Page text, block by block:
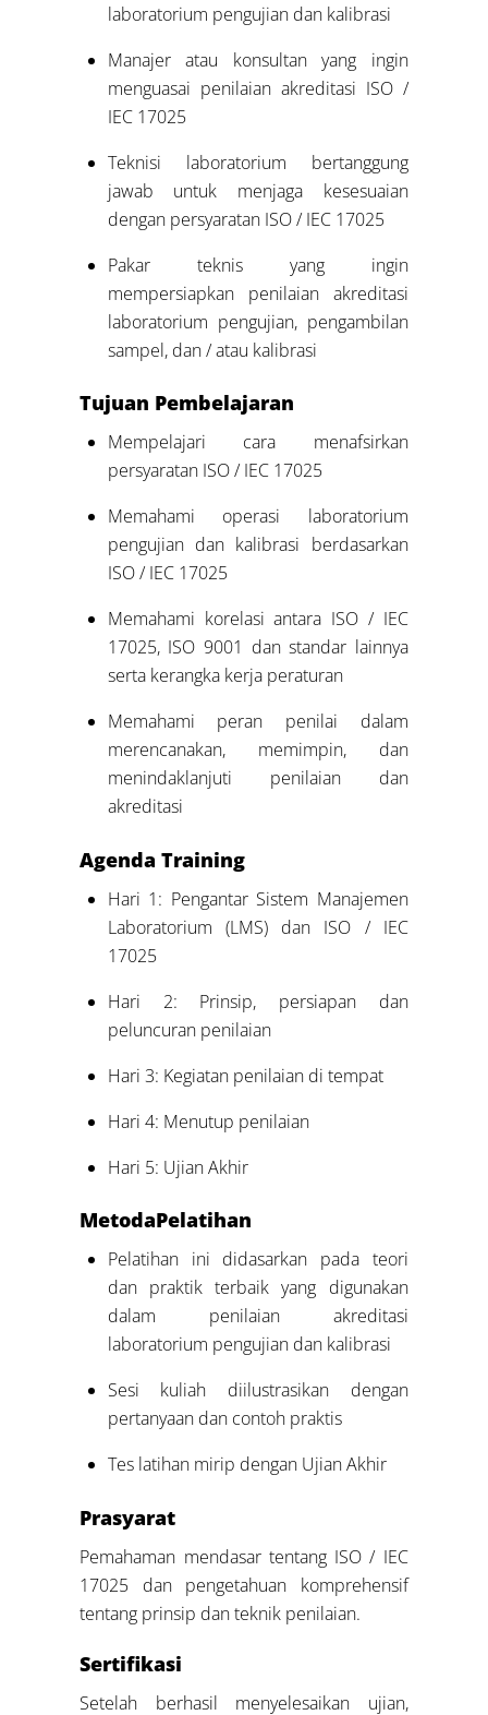
laboratorium pengujian dan kalibrasi
Manajer atau konsultan yang ingin
menguasai penilaian akreditasi ISO /
IEC 17025
Teknisi laboratorium bertanggung
jawab untuk menjaga kesesuaian
dengan persyaratan ISO / IEC 17025
Pakar teknis yang ingin
mempersiapkan penilaian akreditasi
laboratorium pengujian, pengambilan
sampel, dan / atau kalibrasi
Tujuan Pembelajaran
Mempelajari cara menafsirkan
persyaratan ISO / IEC 17025
Memahami operasi laboratorium
pengujian dan kalibrasi berdasarkan
ISO / IEC 17025
Memahami korelasi antara ISO / IEC
17025, ISO 9001 dan standar lainnya
serta kerangka kerja peraturan
Memahami peran penilai dalam
merencanakan, memimpin, dan
menindaklanjuti penilaian dan
akreditasi
AgendaTraining
Hari 1: Pengantar Sistem Manajemen
Laboratorium (LMS) dan ISO / IEC
17025
Hari 2: Prinsip, persiapan dan
peluncuran penilaian
Hari 3: Kegiatan penilaian di tempat
Hari 4: Menutup penilaian
Hari 5: Ujian Akhir
MetodaPelatihan
Pelatihan ini didasarkan pada teori
dan praktik terbaik yang digunakan
dalam penilaian akreditasi
laboratorium pengujian dan kalibrasi
Sesi kuliah diilustrasikan dengan
pertanyaan dan contoh praktis
Tes latihan mirip dengan Ujian Akhir
Prasyarat
Pemahaman mendasar tentang ISO / IEC
17025 dan pengetahuan komprehensif
tentang prinsip dan teknik penilaian.
Sertifikasi
Setelah berhasil menyelesaikan ujian,